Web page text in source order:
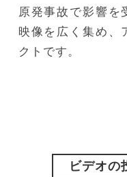
原発事故で影響を
映像を広く集め、
クトです。
ビデオの